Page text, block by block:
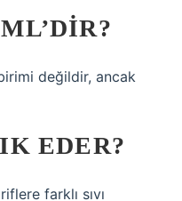
değildir, ancak
EDER?
farklı sıvı